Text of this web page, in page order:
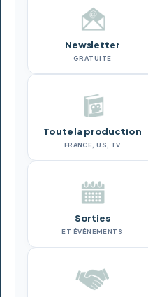
Newsletter
GRATUITE
Toute la production
FRANCE, US, TV
Sorties
ET ÉVÉNEMENTS